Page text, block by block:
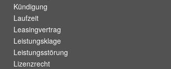
Kündigung
Laufzeit
Leasingvertrag
Leistungsklage
Leistungsstörung
Lizenzrecht